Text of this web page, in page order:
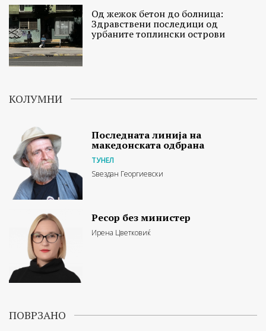
Од жежок бетон до болница:
Здравствени последици од
урбаните топлински острови
КОЛУМНИ
Последната линија на
македонската одбрана
ТУНЕЛ
Ѕвездан Георгиевски
Ресор без министер
Ирена Цветковиќ
ПОВРЗАНО